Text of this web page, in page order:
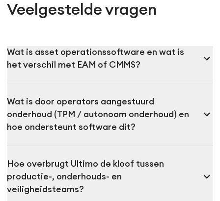
Veelgestelde vragen
Wat is asset operationssoftware en wat is
het verschil met EAM of CMMS?
expand_more
Wat is door operators aangestuurd
onderhoud (TPM / autonoom onderhoud) en
hoe ondersteunt software dit?
expand_more
Hoe overbrugt Ultimo de kloof tussen
productie-, onderhouds- en
veiligheidsteams?
expand_more